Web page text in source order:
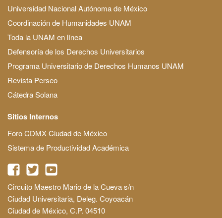
Universidad Nacional Autónoma de México
Coordinación de Humanidades UNAM
Toda la UNAM en línea
Defensoría de los Derechos Universitarios
Programa Universitario de Derechos Humanos UNAM
Revista Perseo
Cátedra Solana
Sitios Internos
Foro CDMX Ciudad de México
Sistema de Productividad Académica
Circuito Maestro Mario de la Cueva s/n
Ciudad Universitaria, Deleg. Coyoacán
Ciudad de México, C.P. 04510